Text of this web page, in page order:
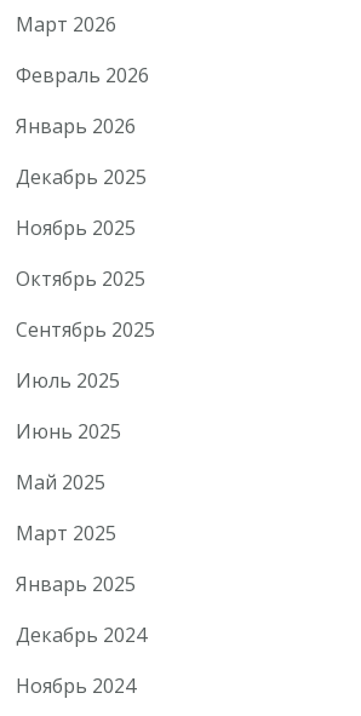
Март 2026
Февраль 2026
Январь 2026
Декабрь 2025
Ноябрь 2025
Октябрь 2025
Сентябрь 2025
Июль 2025
Июнь 2025
Май 2025
Март 2025
Январь 2025
Декабрь 2024
Ноябрь 2024